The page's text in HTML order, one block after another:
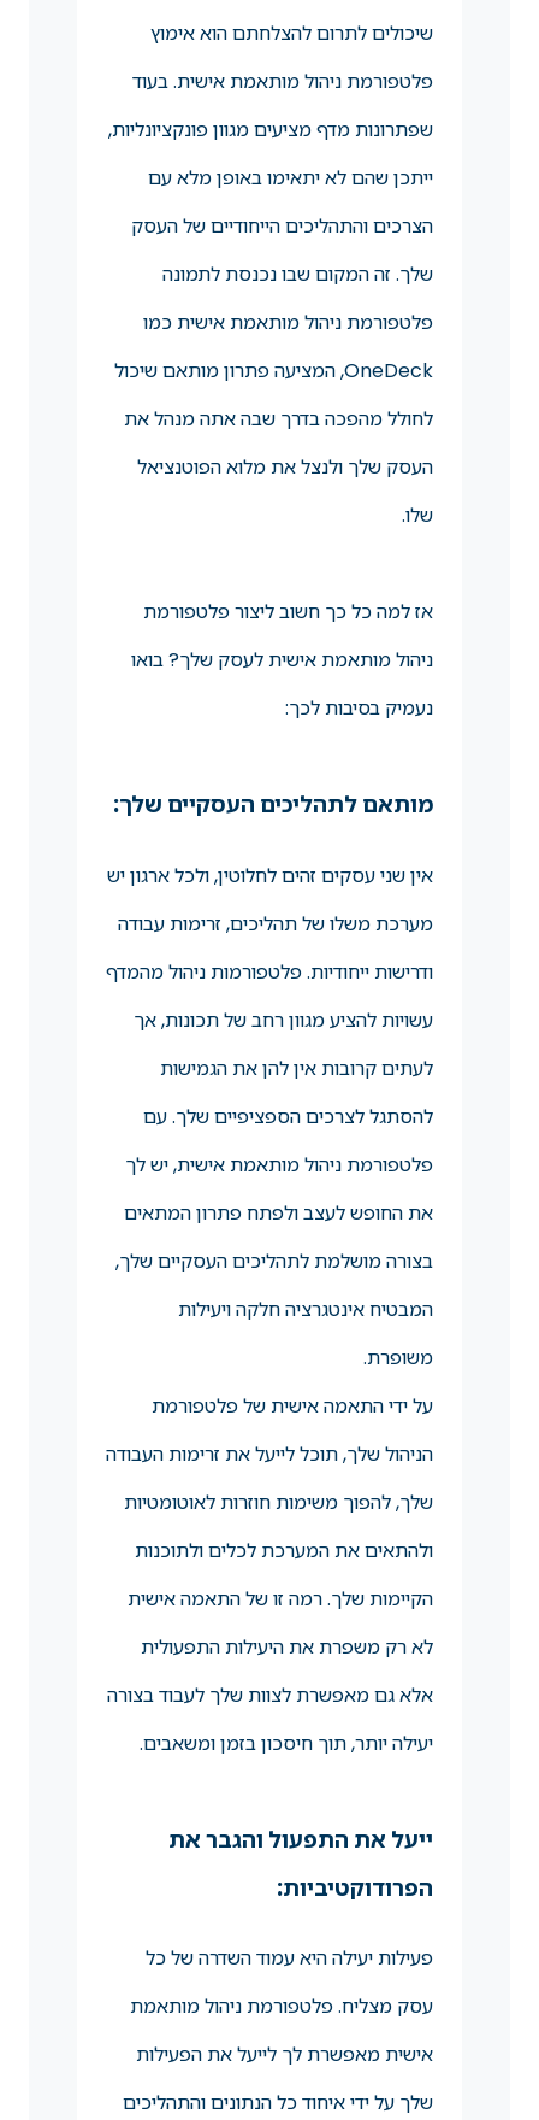
שיכולים לתרום להצלחתם הוא אימוץ
פלטפורמת ניהול מותאמת אישית. בעוד
שפתרונות מדף מציעים מגוון פונקציונליות,
ייתכן שהם לא יתאימו באופן מלא עם
הצרכים והתהליכים הייחודיים של העסק
שלך. זה המקום שבו נכנסת לתמונה
פלטפורמת ניהול מותאמת אישית כמו
OneDeck, המציעה פתרון מותאם שיכול
לחולל מהפכה בדרך שבה אתה מנהל את
העסק שלך ולנצל את מלוא הפוטנציאל
שלו.
אז למה כל כך חשוב ליצור פלטפורמת
ניהול מותאמת אישית לעסק שלך? בואו
נעמיק בסיבות לכך:
מותאם לתהליכים העסקיים שלך:
אין שני עסקים זהים לחלוטין, ולכל ארגון יש
מערכת משלו של תהליכים, זרימות עבודה
ודרישות ייחודיות. פלטפורמות ניהול מהמדף
עשויות להציע מגוון רחב של תכונות, אך
לעתים קרובות אין להן את הגמישות
להסתגל לצרכים הספציפיים שלך. עם
פלטפורמת ניהול מותאמת אישית, יש לך
את החופש לעצב ולפתח פתרון המתאים
בצורה מושלמת לתהליכים העסקיים שלך,
המבטיח אינטגרציה חלקה ויעילות
משופרת.
על ידי התאמה אישית של פלטפורמת
הניהול שלך, תוכל לייעל את זרימות העבודה
שלך, להפוך משימות חוזרות לאוטומטיות
ולהתאים את המערכת לכלים ולתוכנות
הקיימות שלך. רמה זו של התאמה אישית
לא רק משפרת את היעילות התפעולית
אלא גם מאפשרת לצוות שלך לעבוד בצורה
יעילה יותר, תוך חיסכון בזמן ומשאבים.
ייעל את התפעול והגבר את
הפרודוקטיביות:
פעילות יעילה היא עמוד השדרה של כל
עסק מצליח. פלטפורמת ניהול מותאמת
אישית מאפשרת לך לייעל את הפעילות
שלך על ידי איחוד כל הנתונים והתהליכים